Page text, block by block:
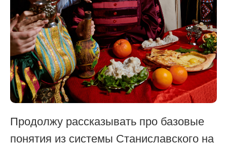
Продолжу рассказывать про базовые
понятия из системы Станиславского на